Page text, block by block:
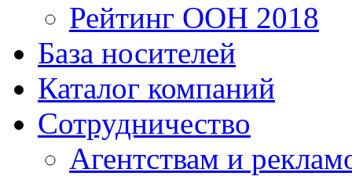
Рейтинг OOH 2018
База носителей
Каталог компаний
Сотрудничество
Агентствам и